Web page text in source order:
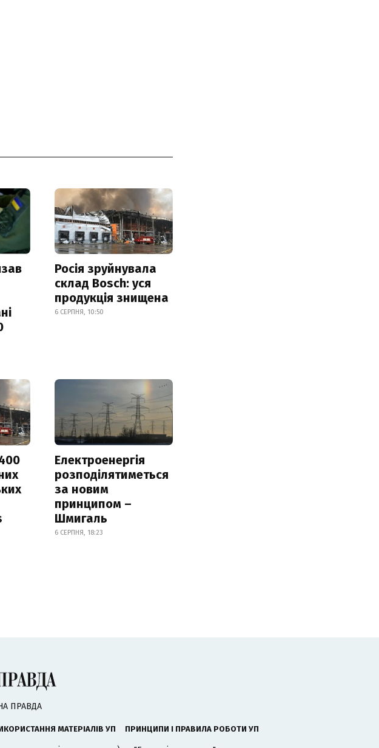
Росія зруйнувала
склад Bosch: уся
продукція знищена
6 СЕРПНЯ, 10:50
Електроенергія
розподілятиметься
за новим
принципом –
Шмигаль
6 СЕРПНЯ, 18:23
ПРАВДА
МАТЕРІАЛІВ УП ПРИНЦИПИ І ПРАВИЛА РОБОТИ УП